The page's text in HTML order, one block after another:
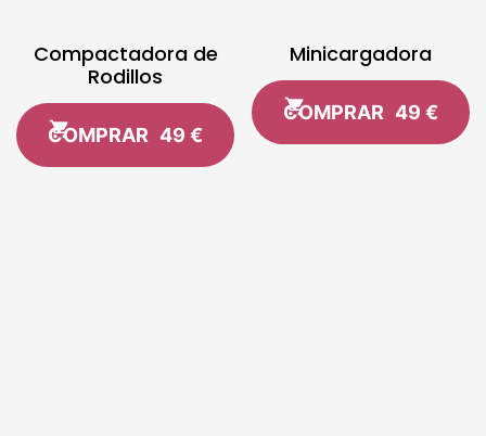
Compactadora de
Rodillos
COMPRAR 49 €
Minicargadora
COMPRAR 49 €